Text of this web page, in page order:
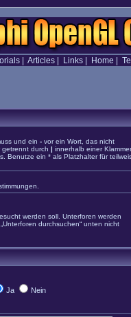
| Articles| Links| Home
und ein - vor ein Wort, das nicht
getrennt durch | innerhalb einer
Benutze ein * als Platzhalter für
werden soll. Unterforen werden
durchsuchen“ unten nicht
Ja Nein